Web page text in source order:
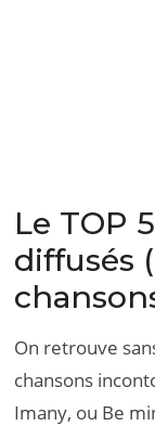
Le TOP
diffusés
On retrouve
chansons
Imany, ou Be